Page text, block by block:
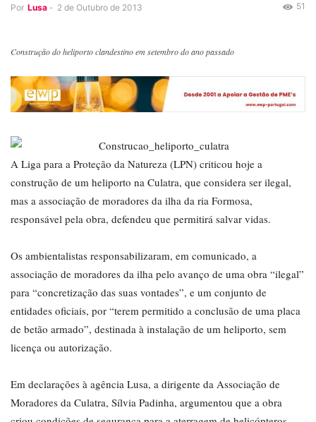
Por Lusa - 2 de Outubro de 2013 51
Construção do heliporto clandestino em setembro do ano passado
A Liga para a Proteção da Natureza (LPN) criticou hoje a
construção de um heliporto na Culatra, que considera ser ilegal,
mas a associação de moradores da ilha da ria Formosa,
responsável pela obra, defendeu que permitirá salvar vidas.
Os ambientalistas responsabilizaram, em comunicado, a
associação de moradores da ilha pelo avanço de uma obra “ilegal”
para “concretização das suas vontades”, e um conjunto de
entidades oficiais, por “terem permitido a conclusão de uma placa
de betão armado”, destinada à instalação de um heliporto, sem
licença ou autorização.
Em declarações à agência Lusa, a dirigente da Associação de
Moradores da Culatra, Sílvia Padinha, argumentou que a obra